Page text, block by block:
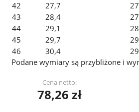
42
27,7
43
28,4
44
29,1
45
29,7
46
30,4
Podane wymiary są przybliżone i
Cena netto:
78,26 zł